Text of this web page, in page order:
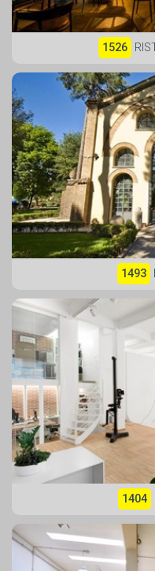
1526
1493
1404